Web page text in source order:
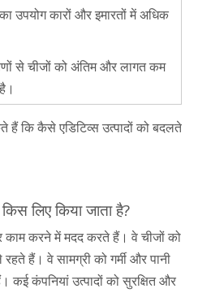
उपयोग कारों और इमारतों में अधिक
से चीजों को अंतिम और लागत कम
कि कैसे एडिटिव्स उत्पादों को बदलते
लिए किया जाता है?
काम करने में मदद करते हैं। वे चीजों को
हैं। वे सामग्री को गर्मी और पानी
कई कंपनियां उत्पादों को सुरक्षित और